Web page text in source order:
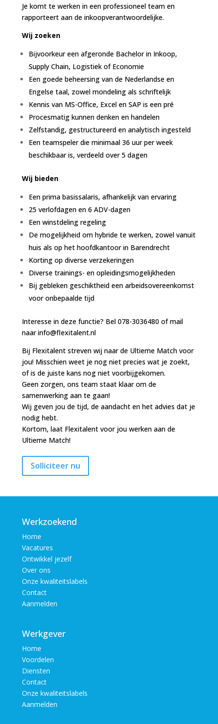
Je komt te werken in een professioneel team en
rapporteert aan de inkoopverantwoordelijke.
Wij zoeken
Bijvoorkeur een afgeronde Bachelor in Inkoop,
Supply Chain, Logistiek of Economie
Een goede beheersing van de Nederlandse en
Engelse taal, zowel mondeling als schriftelijk
Kennis van MS-Office, Excel en SAP is een pré
Procesmatig kunnen denken en handelen
Zelfstandig, gestructureerd en analytisch ingesteld
Een teamspeler die minimaal 36 uur per week
beschikbaar is, verdeeld over 5 dagen
Wij bieden
Een prima basissalaris, afhankelijk van ervaring
25 verlofdagen en 6 ADV-dagen
Een winstdeling regeling
De mogelijkheid om hybride te werken, zowel vanuit
huis als op het hoofdkantoor in Barendrecht
Korting op diverse verzekeringen
Diverse trainings- en opleidingsmogelijkheden
Bij gebleken geschiktheid een arbeidsovereenkomst
voor onbepaalde tijd
Interesse in deze functie? Bel 078-3036480 of mail
naarinfo@flexitalent.nl
Bij Flexitalent streven wij naar de Ultieme Match voor
jou! Misschien weet je nog niet precies wat je zoekt,
of is de juiste kans nog niet voorbijgekomen.
Geen zorgen, ons team staat klaar om de
samenwerking aan te gaan!
Wij geven jou de tijd, de aandacht en het advies dat je
nodig hebt.
Kortom, laat Flexitalent voor jou werken aan de
Ultieme Match!
Werkzoekend
Home
Vacatures
Ontwikkel jezelf
Over ons
Onze kwaliteitslabels
Contact
Aanmelden
Werkgever
Home
Voordelen
Diensten
Contact
Onze kwaliteitslabels
Aanmelden